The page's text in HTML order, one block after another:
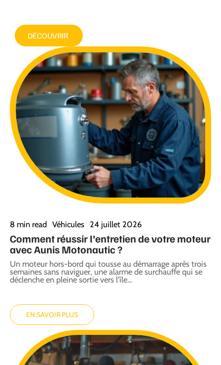
DÉCOUVRIR
8 min read Véhicules 24 juillet 2026
Comment réussir l’entretien de votre moteur
avec Aunis Motonautic ?
Un moteur hors-bord qui tousse au démarrage après trois
semaines sans naviguer, une alarme de surchauffe qui se
déclenche en pleine sortie vers l'île…
EN SAVOIR PLUS